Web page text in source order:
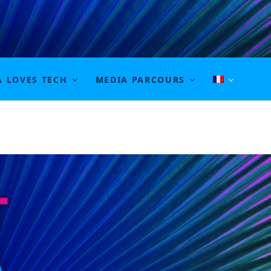
in Tunisia, Morocco and
LOVES TECH MEDIA PARCOURS